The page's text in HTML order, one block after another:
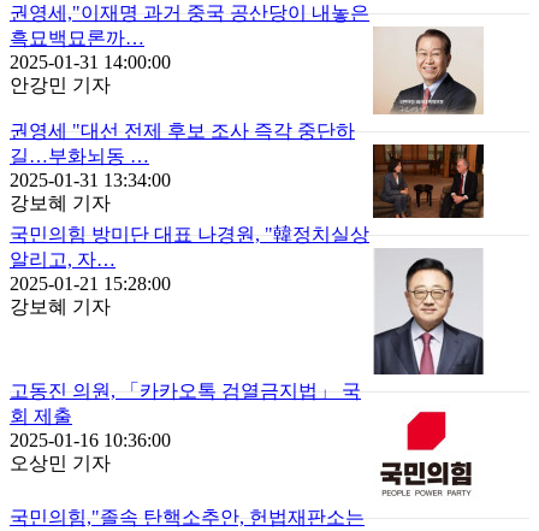
권영세,"이재명 과거 중국 공산당이 내놓은
흑묘백묘론까…
2025-01-31 14:00:00
안강민 기자
권영세 "대선 전제 후보 조사 즉각 중단하
길…부화뇌동 …
2025-01-31 13:34:00
강보혜 기자
국민의힘 방미단 대표 나경원, "韓정치실상
알리고, 자…
2025-01-21 15:28:00
강보혜 기자
고동진 의원, 「카카오톡 검열금지법」 국
회 제출
2025-01-16 10:36:00
오상민 기자
국민의힘,"졸속 탄핵소추안, 헌법재판소는